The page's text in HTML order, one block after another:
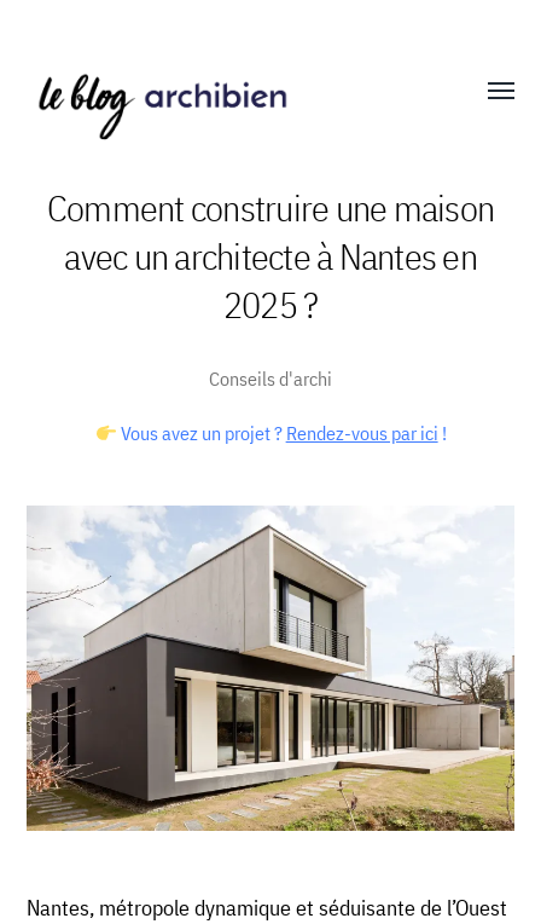
Blog
Comment construire une maison
avec un architecte à Nantes en
2025 ?
Conseils d'archi
Vous avez un projet ? Rendez-vous par ici !
Nantes, métropole dynamique et séduisante de l’Ouest